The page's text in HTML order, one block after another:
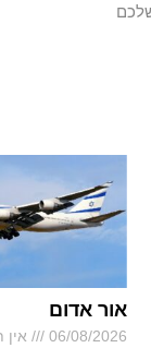
אור אדום
06/08/2026 אין